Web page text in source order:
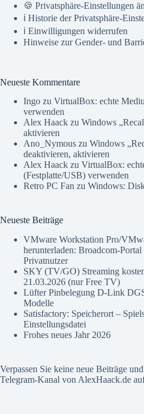
🍪 Privatsphäre-Einstellungen
ℹ️ Historie der Privatsphäre-
ℹ️ Einwilligungen widerrufen
Hinweise zur Gender- und
Neueste Kommentare
Ingo zu VirtualBox: echte
verwenden
Alex Haack zu Windows
aktivieren
Ano_Nymous zu Windows
deaktivieren, aktivieren
Alex Haack zu VirtualBox:
(Festplatte/USB) verwenden
Retro PC Fan zu Windows:
Neueste Beiträge
VMware Workstation Pro/
herunterladen: Broadcom-
Privatnutzer
SKY (TV/GO) Streaming
21.03.2026 (nur Free TV)
Lüfter Pinbelegung D-Link
Modelle
Satisfactory: Speicherort –
Einstellungsdatei
Frohes neues Jahr 2026
Verpassen Sie keine neue Beiträge
Telegram-Kanal von AlexHaack.de